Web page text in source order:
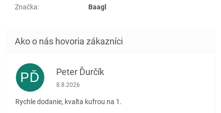
Značka: Baagl
PĎ Peter Ďurčík
Hodnotenie obchodu je 5 z 5 hviezdičiek.
8.8.2026
Rychle dodanie, kvalta kufrou na 1.